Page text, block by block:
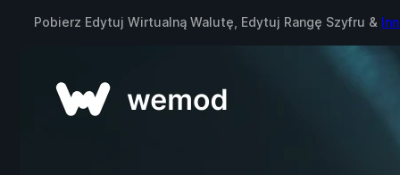
Pobierz Edytuj Wirtualną Walutę, Edytuj Rangę Szyfru &